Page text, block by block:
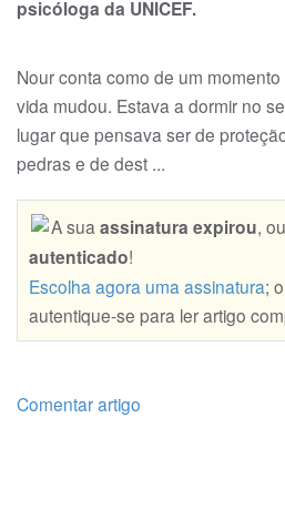
psicóloga da UNICEF.
Nour conta como de um
vida mudou. Estava a dormir no
lugar que pensava ser de
pedras e de dest ...
A suaassinatura expirou, ou
autenticado!
Escolha agora uma assinatura;
autentique-se para ler artigo
Comentar artigo